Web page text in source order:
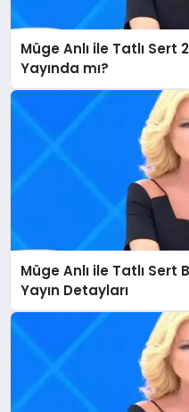
BILIM VE TEKNOLOJI
OTOMOBIL
İLETIŞIM
Müge Anlı ile Tatlı
Yayında mı?
Müge Anlı ile Tatlı Sert
Yayın Detayları